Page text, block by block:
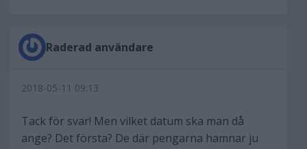
Raderad användare
2018-05-11 09:13
Tack för svar! Men vilket datum ska man då
ange? Det första? De där pengarna hamnar ju